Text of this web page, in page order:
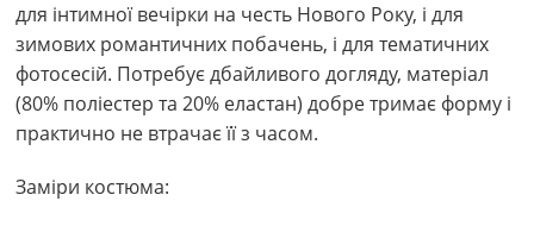
для інтимної вечірки на честь Нового Року, і для
зимових романтичних побачень, і для тематичних
фотосесій. Потребує дбайливого догляду, матеріал
(80% поліестер та 20% еластан) добре тримає форму і
практично не втрачає її з часом.
Заміри костюма: